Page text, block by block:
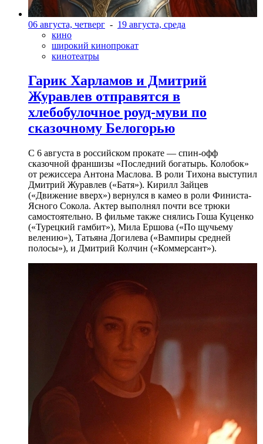
06 августа, четверг - 19 августа, среда
кино
широкий кинопрокат
кинотеатры
Гарик Харламов и Дмитрий
Журавлев отправятся в
хлебобулочное роуд-муви по
сказочному Белогорью
С 6 августа в российском прокате — спин-офф
сказочной франшизы «Последний богатырь. Колобок»
от режиссера Антона Маслова. В роли Тихона выступил
Дмитрий Журавлев («Батя»). Кирилл Зайцев
(«Движение вверх») вернулся в камео в роли Финиста-
Ясного Сокола. Актер выполнял почти все трюки
самостоятельно. В фильме также снялись Гоша Куценко
(«Турецкий гамбит»), Мила Ершова («По щучьему
велению»), Татьяна Догилева («Вампиры средней
полосы»), и Дмитрий Колчин («Коммерсант»).